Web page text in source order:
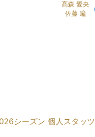
髙森 愛央
佐藤 瞳
シーズン 個人スタッツ